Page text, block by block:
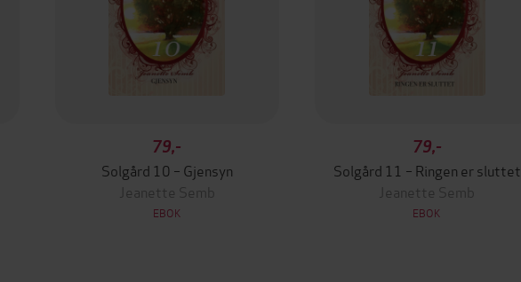
79,-
Solgård 10 – Gjensyn
Jeanette Semb
EBOK
79,-
Solgård 11 – Ringen er sluttet
Jeanette Semb
EBOK